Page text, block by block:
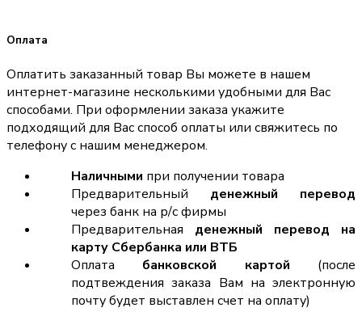
Оплата
Оплатить заказанный товар Вы можете в нашем
интернет-магазине несколькими удобными для Вас
способами. При оформлении заказа укажите
подходящий для Вас способ оплаты или свяжитесь по
телефону с нашим менеджером.
Наличными при получении товара
Предварительный денежный перевод
через банк на р/с фирмы
Предварительная денежный перевод на
карту Сбербанка или ВТБ
Оплата банковской картой (после
подтвеждения заказа Вам на электронную
почту будет выставлен счет на оплату)